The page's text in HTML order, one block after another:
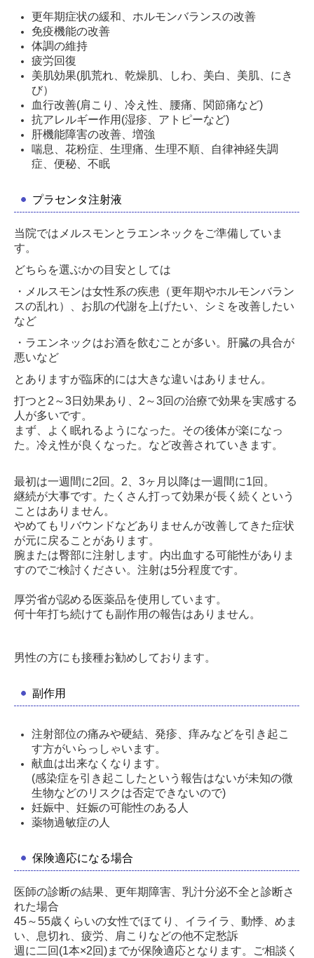
更年期症状の緩和、ホルモンバランスの改善
免疫機能の改善
体調の維持
疲労回復
美肌効果(肌荒れ、乾燥肌、しわ、美白、美肌、にき
び）
血行改善(肩こり、冷え性、腰痛、関節痛など)
抗アレルギー作用(湿疹、アトピーなど)
肝機能障害の改善、増強
喘息、花粉症、生理痛、生理不順、自律神経失調
症、便秘、不眠
プラセンタ注射液
当院ではメルスモンとラエンネックをご準備していま
す。
どちらを選ぶかの目安としては
・メルスモンは女性系の疾患（更年期やホルモンバラン
スの乱れ）、お肌の代謝を上げたい、シミを改善したい
など
・ラエンネックはお酒を飲むことが多い。肝臓の具合が
悪いなど
とありますが臨床的には大きな違いはありません。
打つと2～3日効果あり、2～3回の治療で効果を実感する
人が多いです。
まず、よく眠れるようになった。その後体が楽になっ
た。冷え性が良くなった。など改善されていきます。
最初は一週間に2回。2、3ヶ月以降は一週間に1回。
継続が大事です。たくさん打って効果が長く続くという
ことはありません。
やめてもリバウンドなどありませんが改善してきた症状
が元に戻ることがあります。
腕または臀部に注射します。内出血する可能性がありま
すのでご検討ください。注射は5分程度です。
厚労省が認める医薬品を使用しています。
何十年打ち続けても副作用の報告はありません。
男性の方にも接種お勧めしております。
副作用
注射部位の痛みや硬結、発疹、痒みなどを引き起こ
す方がいらっしゃいます。
献血は出来なくなります。
(感染症を引き起こしたという報告はないが未知の微
生物などのリスクは否定できないので)
妊娠中、妊娠の可能性のある人
薬物過敏症の人
保険適応になる場合
医師の診断の結果、更年期障害、乳汁分泌不全と診断さ
れた場合
45～55歳くらいの女性でほてり、イライラ、動悸、めま
い、息切れ、疲労、肩こりなどの他不定愁訴
週に二回(1本×2回)までが保険適応となります。ご相談く